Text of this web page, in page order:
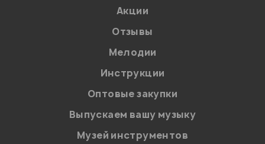
Администратор
Мой отзыв о товаре
Ваша оценка:
Акции
Отзывы
Мелодии
Инструкции
Оптовые закупки
Выпускаем вашу музыку
Музей инструментов